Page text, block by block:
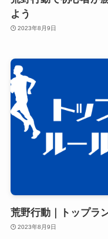
よう
2023年8月9日
荒野行動｜トップラ
2023年8月9日